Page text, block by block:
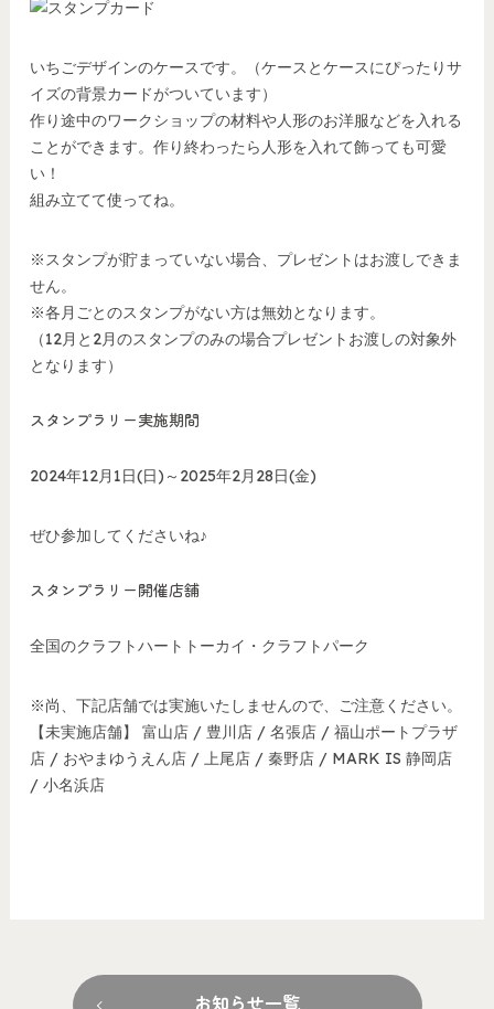
いちごデザインのケースです。（ケースとケースにぴったりサ
イズの背景カードがついています）
作り途中のワークショップの材料や人形のお洋服などを入れる
ことができます。作り終わったら人形を入れて飾っても可愛
い！
組み立てて使ってね。
※スタンプが貯まっていない場合、プレゼントはお渡しできま
せん。
※各月ごとのスタンプがない方は無効となります。
（12月と2月のスタンプのみの場合プレゼントお渡しの対象外
となります）
スタンプラリー実施期間
2024年12月1日(日)～2025年2月28日(金)
ぜひ参加してくださいね♪
スタンプラリー開催店舗
全国のクラフトハートトーカイ・クラフトパーク
※尚、下記店舗では実施いたしませんので、ご注意ください。
【未実施店舗】 富山店 / 豊川店 / 名張店 / 福山ポートプラザ
店 / おやまゆうえん店 / 上尾店 / 秦野店 / MARK IS 静岡店
/ 小名浜店
お知らせ一覧